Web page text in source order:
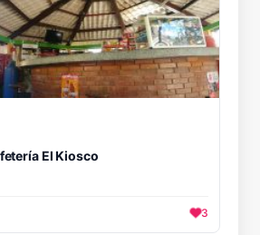
El Kiosco
3